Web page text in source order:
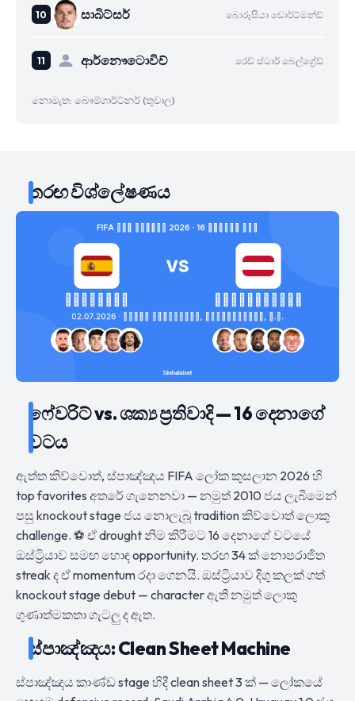
සාබිට්සර් බොරූසියා ඩොර්ට්මන්ඩ්
ආර්නෞටොවිච් රෙඩ් ස්ටාර් බෙල්ග්‍රේඩ්
නොමැත: බෞම්ගාර්ට්නර් (තුවාල)
තරඟ විශ්ලේෂණය
ෆේවරිට් vs. ශක්‍ය ප්‍රතිවාදි — 16 දෙනාගේ
වටය
ඇත්ත කිව්වොත්, ස්පාඤ්ඤය FIFA ලෝක කුසලාන 2026 හි
top favorites අතරේ ගැනෙනවා — නමුත් 2010 ජය ලැබීමෙන්
පසු knockout stage ජය නොලැබූ tradition කිව්වොත් ලොකු
challenge. ⚽ ඒ drought නිම කිරීමට 16 දෙනාගේ වටයේ
ඔස්ට්‍රියාව සමඟ හොඳ opportunity. තරඟ 34 ක් නොපරාජිත
streak ද ඒ momentum රදා ගෙනයි. ඔස්ට්‍රියාව දිගු කලක් ගත්
knockout stage debut — character ඇති නමුත් ලොකු
ගුණාත්මකතා ගැටලු ද ඇත.
ස්පාඤ්ඤය: Clean Sheet Machine
ස්පාඤ්ඤය කාණ්ඩ stage හිදී clean sheet 3 ක් — ලෝකයේ